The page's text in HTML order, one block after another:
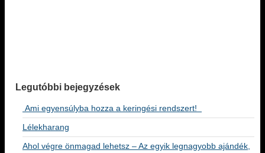
Legutóbbi bejegyzések
Ami egyensúlyba hozza a keringési rendszert!
Lélekharang
Ahol végre önmagad lehetsz – Az egyik legnagyobb ajándék,